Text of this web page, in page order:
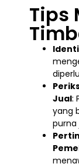
Tips
Jual:
yang
purna